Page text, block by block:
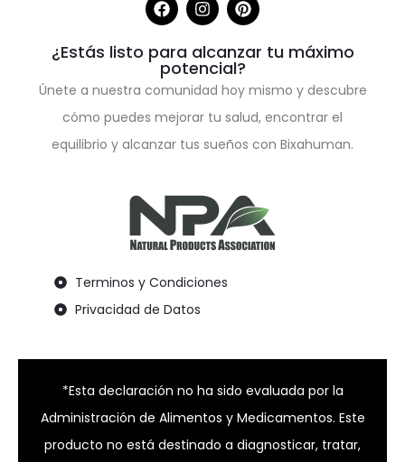
¿Estás listo para alcanzar tu máximo
potencial?
Únete a nuestra comunidad hoy mismo y descubre
cómo puedes mejorar tu salud, encontrar el
equilibrio y alcanzar tus sueños con Bixahuman.
Terminos y Condiciones
Privacidad de Datos
*Esta declaración no ha sido evaluada por la
Administración de Alimentos y Medicamentos. Este
producto no está destinado a diagnosticar, tratar,